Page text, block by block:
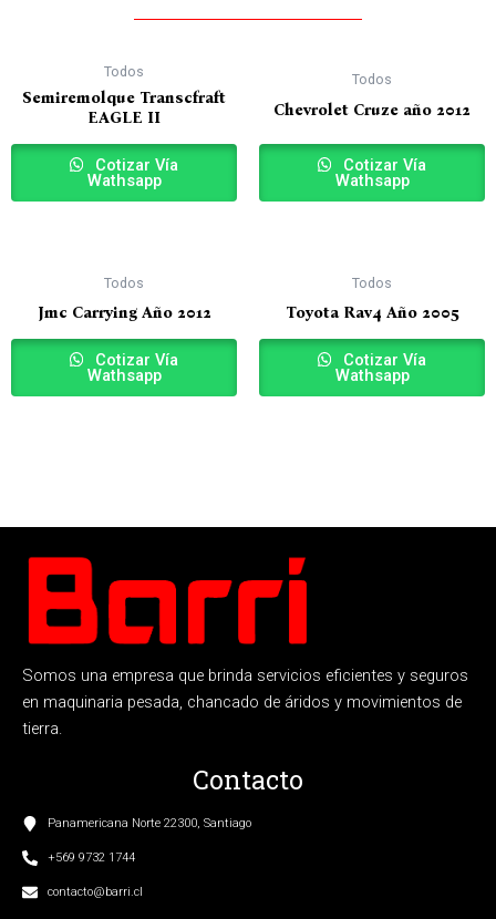
Todos
Semiremolque Transcfraft
EAGLE II
Cotizar Vía
Wathsapp
Todos
Chevrolet Cruze año 2012
Cotizar Vía
Wathsapp
Todos
Jmc Carrying Año 2012
Cotizar Vía
Wathsapp
Todos
Toyota Rav4 Año 2005
Cotizar Vía
Wathsapp
Somos una empresa que brinda servicios eficientes y seguros
en maquinaria pesada, chancado de áridos y movimientos de
tierra.
Contacto
Panamericana Norte 22300, Santiago
+569 9732 1744
contacto@barri.cl